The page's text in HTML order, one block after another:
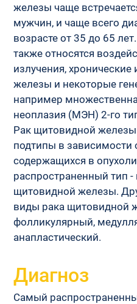
железы чаще
мужчин, и чаще всего
возрасте от 35 до 65
также относятся
излучения,
железы и некоторые
например
неоплазия (МЭН) 2-го
Рак щитовидной железы
подтипы в зависимости
содержащихся в
распространенный тип
щитовидной железы.
виды рака щитовидной
фолликулярный,
анапластический.
Диагноз
Самый